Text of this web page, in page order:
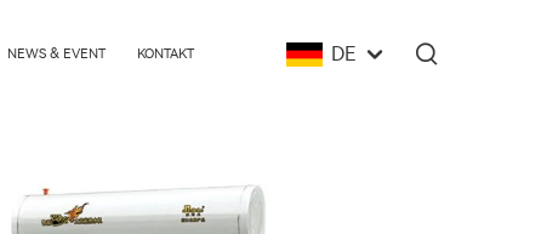
NEWS & EVENT KONTAKT DE